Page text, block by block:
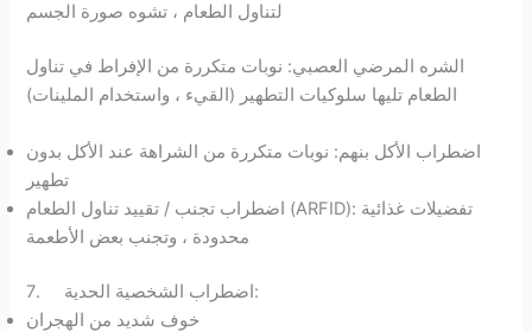
لتناول الطعام ، تشوه صورة الجسم
الشره المرضي العصبي: نوبات متكررة من الإفراط في تناول
الطعام تليها سلوكيات التطهير (القيء ، واستخدام الملينات)
اضطراب الأكل بنهم: نوبات متكررة من الشراهة عند الأكل بدون
تطهير
اضطراب تجنب / تقييد تناول الطعام (ARFID): تفضيلات غذائية
محدودة ، وتجنب بعض الأطعمة
7. اضطراب الشخصية الحدية:
خوف شديد من الهجران